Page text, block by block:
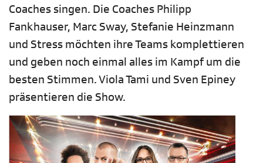
Coaches singen. Die Coaches Philipp
Fankhauser, Marc Sway, Stefanie Heinzmann
und Stress möchten ihre Teams komplettieren
und geben noch einmal alles im Kampf um die
besten Stimmen. Viola Tami und Sven Epiney
präsentieren die Show.